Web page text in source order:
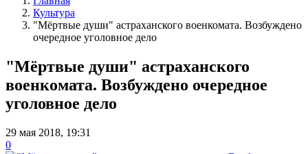
Культура
"Мёртвые души" астраханского военкомата. Возбуждено
очередное уголовное дело
"Мёртвые души" астраханского
военкомата. Возбуждено очередное
уголовное дело
29 мая 2018, 19:31
0